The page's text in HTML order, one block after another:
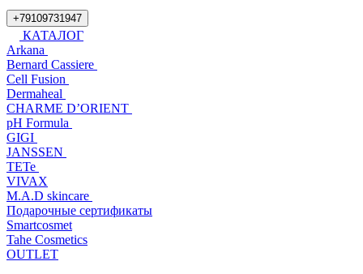
+79109731947
КАТАЛОГ
Arkana
Bernard Cassiere
Cell Fusion
Dermaheal
CHARME D’ORIENT
pH Formula
GIGI
JANSSEN
TETe
VIVAX
M.A.D skincare
Подарочные сертификаты
Smartcosmet
Tahe Cosmetics
OUTLET